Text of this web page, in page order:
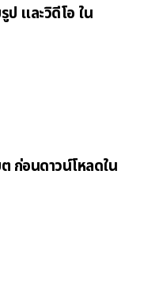
ป และวิดีโอ ใน
ก่อนดาวน์โหลดใน